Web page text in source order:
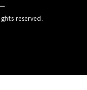
reserved.